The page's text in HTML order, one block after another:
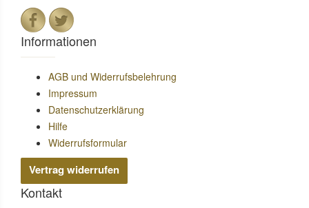
Informationen
AGB und Widerrufsbelehrung
Impressum
Datenschutzerklärung
Hilfe
Widerrufsformular
Vertrag widerrufen
Kontakt